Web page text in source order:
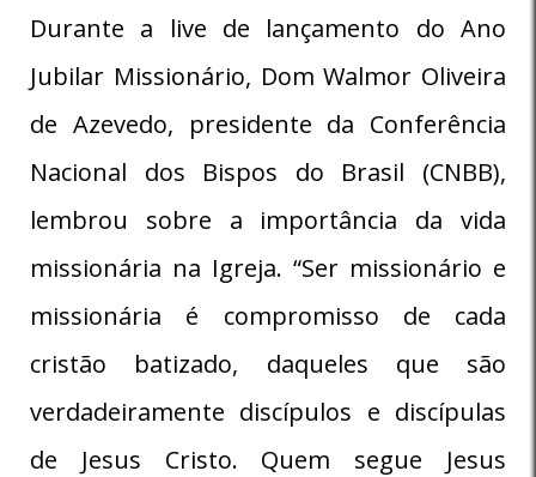
Durante a live de lançamento do Ano
Jubilar Missionário, Dom Walmor Oliveira
de Azevedo, presidente da Conferência
Nacional dos Bispos do Brasil (CNBB),
lembrou sobre a importância da vida
missionária na Igreja. “Ser missionário e
missionária é compromisso de cada
cristão batizado, daqueles que são
verdadeiramente discípulos e discípulas
de Jesus Cristo. Quem segue Jesus